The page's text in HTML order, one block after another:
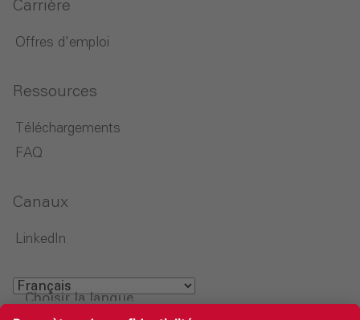
Carrière
Offres d'emploi
Ressources
Téléchargements
FAQ
Canaux
LinkedIn
Choisir la langue